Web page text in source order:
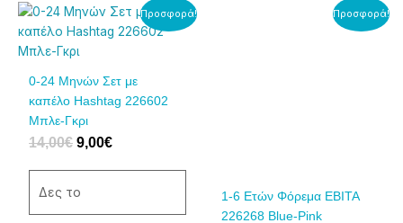
Προσφορά!
0-24 Μηνών Σετ με
καπέλο Hashtag 226602
Μπλε-Γκρι
14,00€
Original
price
was:
9,00€
Η
τρέχουσα
9,00€.
Δες το
Αυτό
το
προϊόν
πολλαπλές
παραλλαγές.
Οι
επιλογές
μπορούν
Προσφορά!
1-6 Eτών Φόρεμα ΕΒΙΤΑ
226268 Blue-Pink
τρέχουσα
να
επιλεγούν